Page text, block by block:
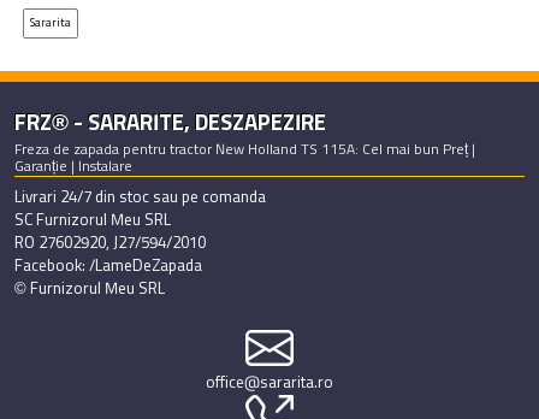
Sararita
FRZ® - SARARITE, DESZAPEZIRE
Freza de zapada pentru tractor New Holland TS 115A: Cel mai bun Preț |
Garanție | Instalare
Livrari 24/7 din stoc sau pe comanda
SC Furnizorul Meu SRL
RO 27602920, J27/594/2010
Facebook: /LameDeZapada
© Furnizorul Meu SRL
office@sararita.ro